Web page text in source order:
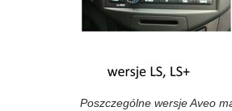
Poszczególne wersje Aveo